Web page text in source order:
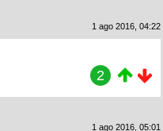
1 ago 2016, 04:22
2
1 ago 2016, 05:01